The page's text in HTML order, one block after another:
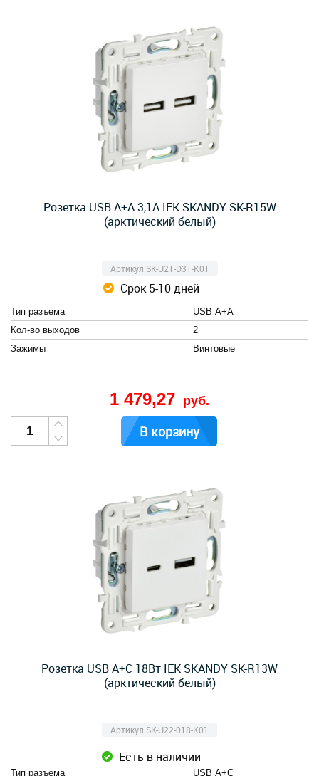
Розетка USB A+A 3,1А IEK SKANDY SK-R15W
(арктический белый)
Артикул SK-U21-D31-K01
Срок 5-10 дней
Тип разъема
USB А+А
Кол-во выходов
2
Зажимы
Винтовые
1 479,27 руб.
В корзину
Розетка USB A+C 18Вт IEK SKANDY SK-R13W
(арктический белый)
Артикул SK-U22-018-K01
Есть в наличии
Тип разъема USB А+C